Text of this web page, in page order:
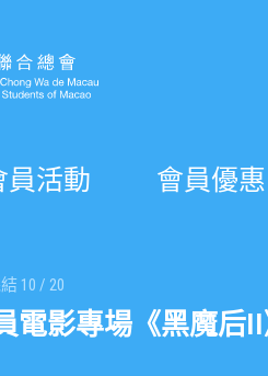
員活動 會員優惠
10 / 20
電影專場《黑魔后II